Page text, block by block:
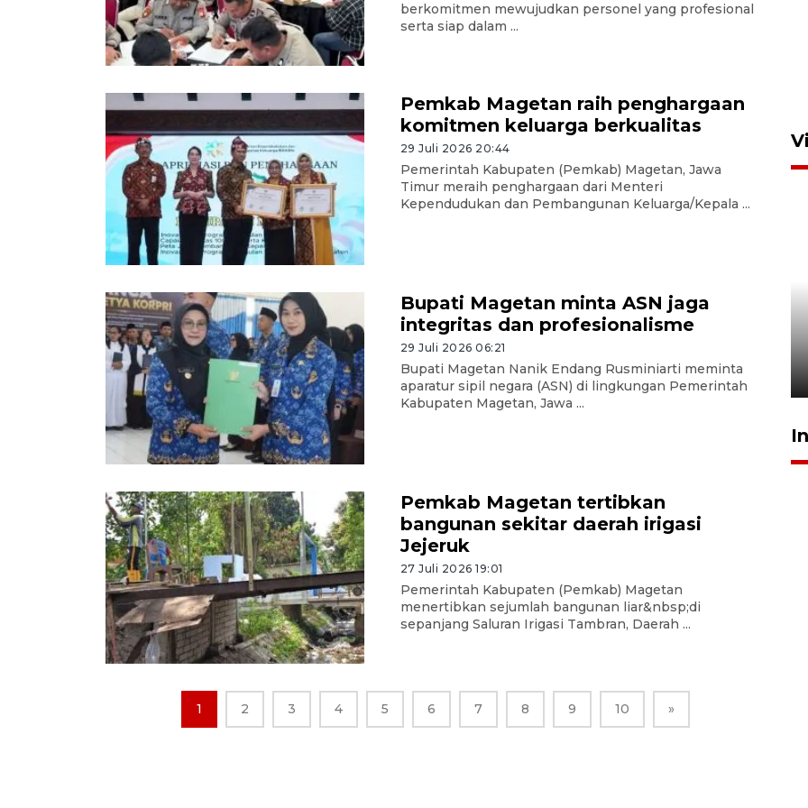
berkomitmen mewujudkan personel yang profesional
serta siap dalam ...
Pemkab Magetan raih penghargaan
komitmen keluarga berkualitas
29 Juli 2026 20:44
Pemerintah Kabupaten (Pemkab) Magetan, Jawa
Timur meraih penghargaan dari Menteri
Kependudukan dan Pembangunan Keluarga/Kepala ...
Bupati Magetan minta ASN jaga
integritas dan profesionalisme
29 Juli 2026 06:21
Bupati Magetan Nanik Endang Rusminiarti meminta
aparatur sipil negara (ASN) di lingkungan Pemerintah
Kabupaten Magetan, Jawa ...
Pemkab Magetan tertibkan
bangunan sekitar daerah irigasi
Jejeruk
27 Juli 2026 19:01
Pemerintah Kabupaten (Pemkab) Magetan
menertibkan sejumlah bangunan liar&nbsp;di
sepanjang Saluran Irigasi Tambran, Daerah ...
1 2 3 4 5 6 7 8 9 10 »
BNPB optimalkan penguatan
Desa Tangguh Bencana di
Jawa Timur
5 Agustus 2026 19:09